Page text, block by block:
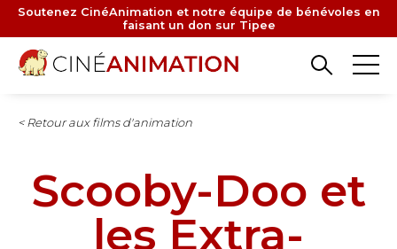
Aller
contenu
principal
Soutenez CinéAnimation et notre équipe de bénévoles en
faisant un don sur Tipee
< Retour aux films d'animation
Scooby-Doo et
les Extra-